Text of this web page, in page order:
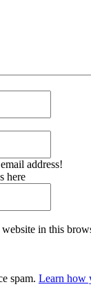
address!
here
in this
spam. Learn how